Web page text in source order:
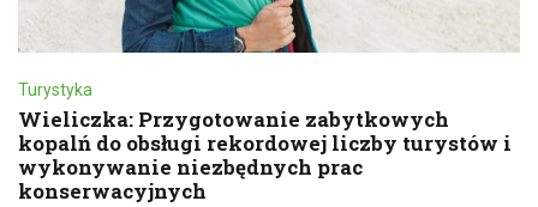
Turystyka
Wieliczka: Przygotowanie zabytkowych
kopalń do obsługi rekordowej liczby turystów i
wykonywanie niezbędnych prac
konserwacyjnych